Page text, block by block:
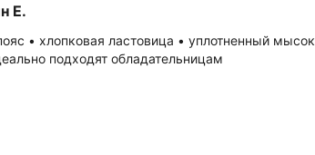
Е.
• хлопковая ластовица • уплотненный мысок
подходят обладательницам